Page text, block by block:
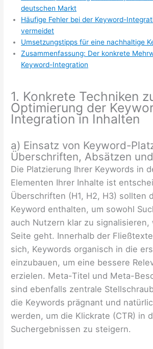
deutschen Markt
Häufige Fehler bei der Keyword-
vermeidet
Umsetzungstipps für eine nachhaltige
Zusammenfassung: Der konkrete
Keyword-Integration
1. Konkrete Techniken
Optimierung der
Integration in Inhalten
a) Einsatz von Keyword-
Überschriften, Absätzen
Die Platzierung Ihrer Keywords in
Elementen Ihrer Inhalte ist
Überschriften (H1, H2, H3) sollten
Keyword enthalten, um sowohl
auch Nutzern klar zu signalisieren,
Seite geht. Innerhalb der
sich, Keywords organisch in die
einzubauen, um eine bessere
erzielen. Meta-Titel und Meta-
sind ebenfalls zentrale
die Keywords prägnant und
werden, um die Klickrate (CTR) in
Suchergebnissen zu steigern.